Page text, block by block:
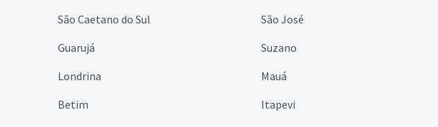
São Caetano do Sul São José
Guarujá Suzano
Londrina Mauá
Betim Itapevi